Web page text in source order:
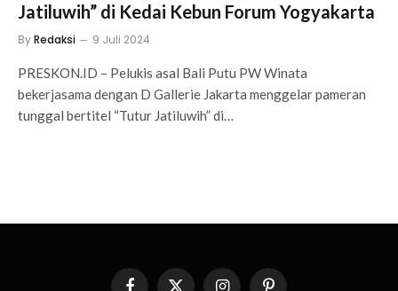
Jatiluwih” di Kedai Kebun Forum Yogyakarta
ByRedaksi 9 Juli 2024
PRESKON.ID – Pelukis asal Bali Putu PW Winata
bekerjasama dengan D Gallerie Jakarta menggelar pameran
tunggal bertitel “Tutur Jatiluwih” di…